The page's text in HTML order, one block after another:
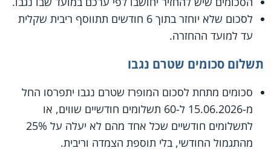
לסכום שלא יוחזר בתוך 6 חודשים תתווסף ריבית שקלית
עד למועד ההחזרה.
תשלום סכומים שטרם נגבו
סכומים מתחת לסכום המופרז שטרם נגבו יתפרסו החל
מ-15.06.2026 ל-60 תשלומים חודשיים שווים, או
לתשלומים חודשיים שכל אחד מהם לא יעלה על 25%
מהתגמול החודשי, בלי תוספת הצמדה וריבית.